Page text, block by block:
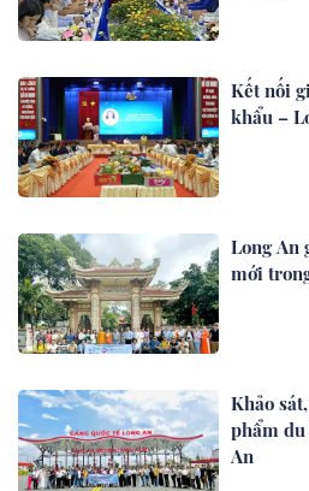
Kết nối
khẩu –
Long An
mới
Khảo
phẩm
An